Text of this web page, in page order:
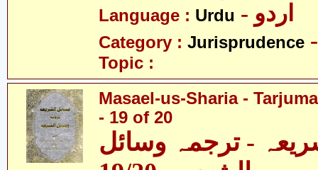
Language : Urdu - اردو
Category : Jurisprudence
Topic :
Masael-us-Sharia -
- 19 of 20
- ترجمہ وسائل